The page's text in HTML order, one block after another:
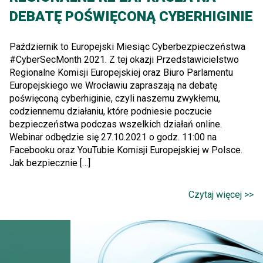
DEBATĘ POŚWIĘCONĄ CYBERHIGINIE
Październik to Europejski Miesiąc Cyberbezpieczeństwa
#CyberSecMonth 2021. Z tej okazji Przedstawicielstwo
Regionalne Komisji Europejskiej oraz Biuro Parlamentu
Europejskiego we Wrocławiu zapraszają na debatę
poświęconą cyberhiginie, czyli naszemu zwykłemu,
codziennemu działaniu, które podniesie poczucie
bezpieczeństwa podczas wszelkich działań online.
Webinar odbędzie się 27.10.2021 o godz. 11:00 na
Facebooku oraz YouTubie Komisji Europejskiej w Polsce.
Jak bezpiecznie […]
Czytaj więcej >>